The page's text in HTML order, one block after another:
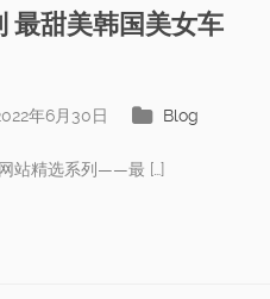
最甜美韩国美女车
年6月30日 Blog
站精选系列——最 […]